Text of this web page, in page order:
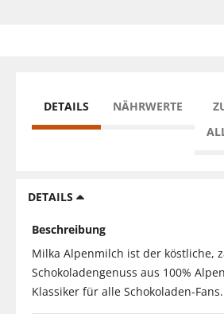
DETAILS NÄHRWERTE
DETAILS
Beschreibung
Milka Alpenmilch ist der köstliche,
Schokoladengenuss aus 100%
Klassiker für alle Schokoladen-Fans.